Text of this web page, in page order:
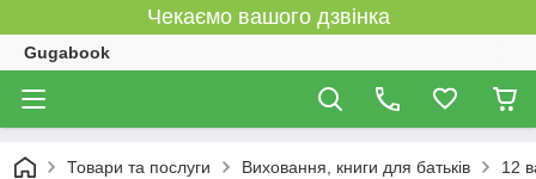
Чекаємо вашого дзвінка
Gugabook
Товари та послуги Виховання, книги для батьків 12